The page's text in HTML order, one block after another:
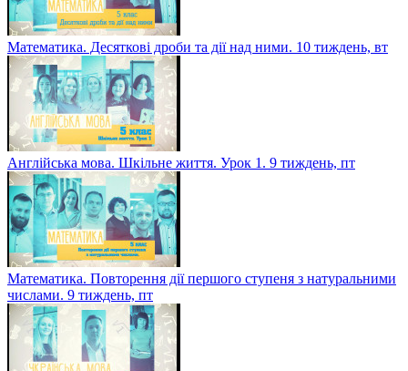
Математика. Десяткові дроби та дії над ними. 10 тиждень, вт
Англійська мова. Шкільне життя. Урок 1. 9 тиждень, пт
Математика. Повторення дії першого ступеня з натуральними
числами. 9 тиждень, пт